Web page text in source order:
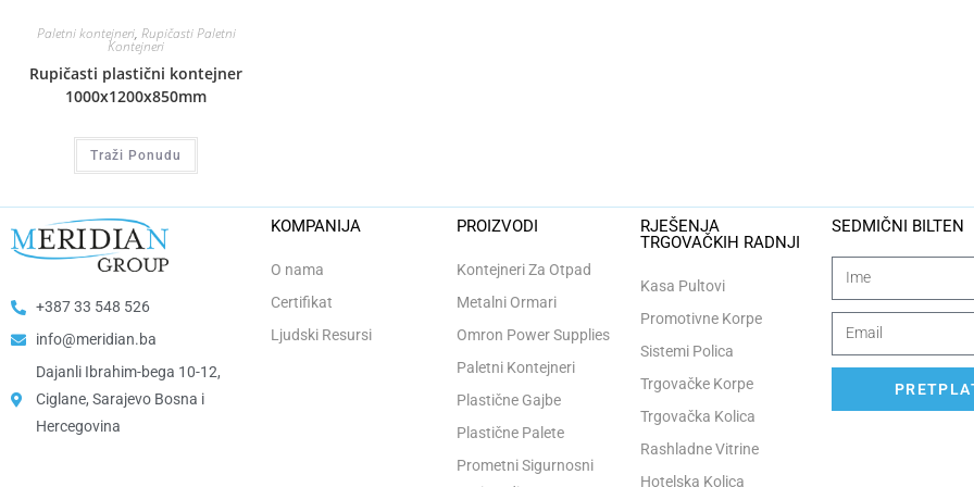
Paletni kontejneri, Rupičasti Paletni
Kontejneri
Rupičasti plastični kontejner
1000x1200x850mm
Traži Ponudu
+387 33 548 526
info@meridian.ba
Dajanli Ibrahim-bega 10-12,
Ciglane, Sarajevo Bosna i
Hercegovina​
KOMPANIJA
O nama
Certifikat
Ljudski Resursi
PROIZVODI
Kontejneri Za Otpad
Metalni Ormari
Omron Power Supplies
Paletni Kontejneri
Plastične Gajbe
Plastične Palete
Prometni Sigurnosni
RJEŠENJA
TRGOVAČKIH RADNJI
Kasa Pultovi
Promotivne Korpe
Sistemi Polica
Trgovačke Korpe
Trgovačka Kolica
Rashladne Vitrine
Hotelska Kolica
SEDMIČNI BILTEN